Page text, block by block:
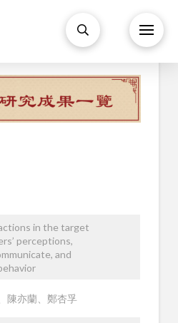
in the target
perceptions,
and
陳亦蘭、鄭杏孚